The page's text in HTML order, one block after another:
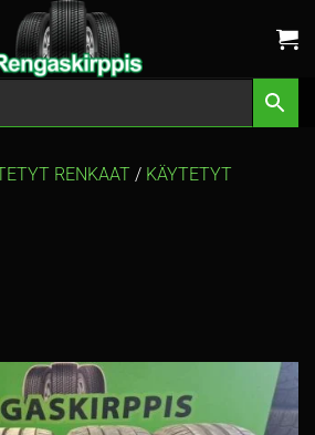
RENKAAT / KÄYTETYT